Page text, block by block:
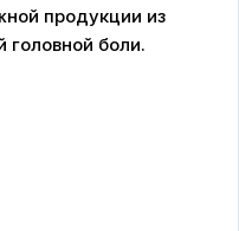
продукции из
боли.